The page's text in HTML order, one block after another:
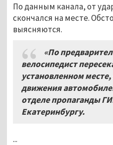
По данным канала, от
скончался на месте.
выясняются.
«По
велосипедист
установленном
движения
отделе пропаганды
Екатеринбургу.
...